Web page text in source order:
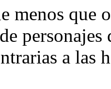
menos que
personajes
a las